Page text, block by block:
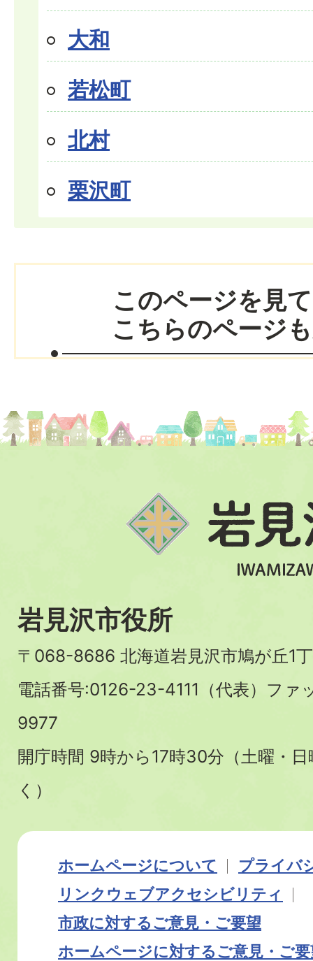
大和
若松町
北村
栗沢町
このページを見
こちらのページ
岩見沢市役所
〒068-8686 北海道岩見沢市鳩が丘1
電話番号:0126-23-4111（代表）フ
9977
開庁時間 9時から17時30分（土曜・
く）
ホームページについて
プライバ
リンク ウェブアクセシビリティ
市政に対するご意見・ご要望
ホームページに対するご意見・ご